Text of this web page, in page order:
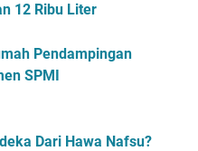
12 Ribu Liter
Pendampingan
SPMI
Dari Hawa Nafsu?